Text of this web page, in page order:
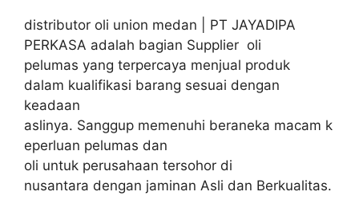
distributor oli union medan | PT JAYADIPA
PERKASA adalah bagian Supplier oli
pelumas yang terpercaya menjual produk
dalam kualifikasi barang sesuai dengan
keadaan
aslinya. Sanggup memenuhi beraneka macam k
eperluan pelumas dan
oli untuk perusahaan tersohor di
nusantara dengan jaminan Asli dan Berkualitas.